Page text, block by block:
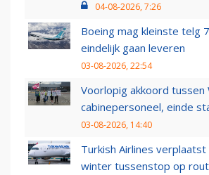
04-08-2026, 7:26
Boeing mag kleinste telg
eindelijk gaan leveren
03-08-2026, 22:54
Voorlopig akkoord tussen
cabinepersoneel, einde
03-08-2026, 14:40
Turkish Airlines
winter tussenstop op